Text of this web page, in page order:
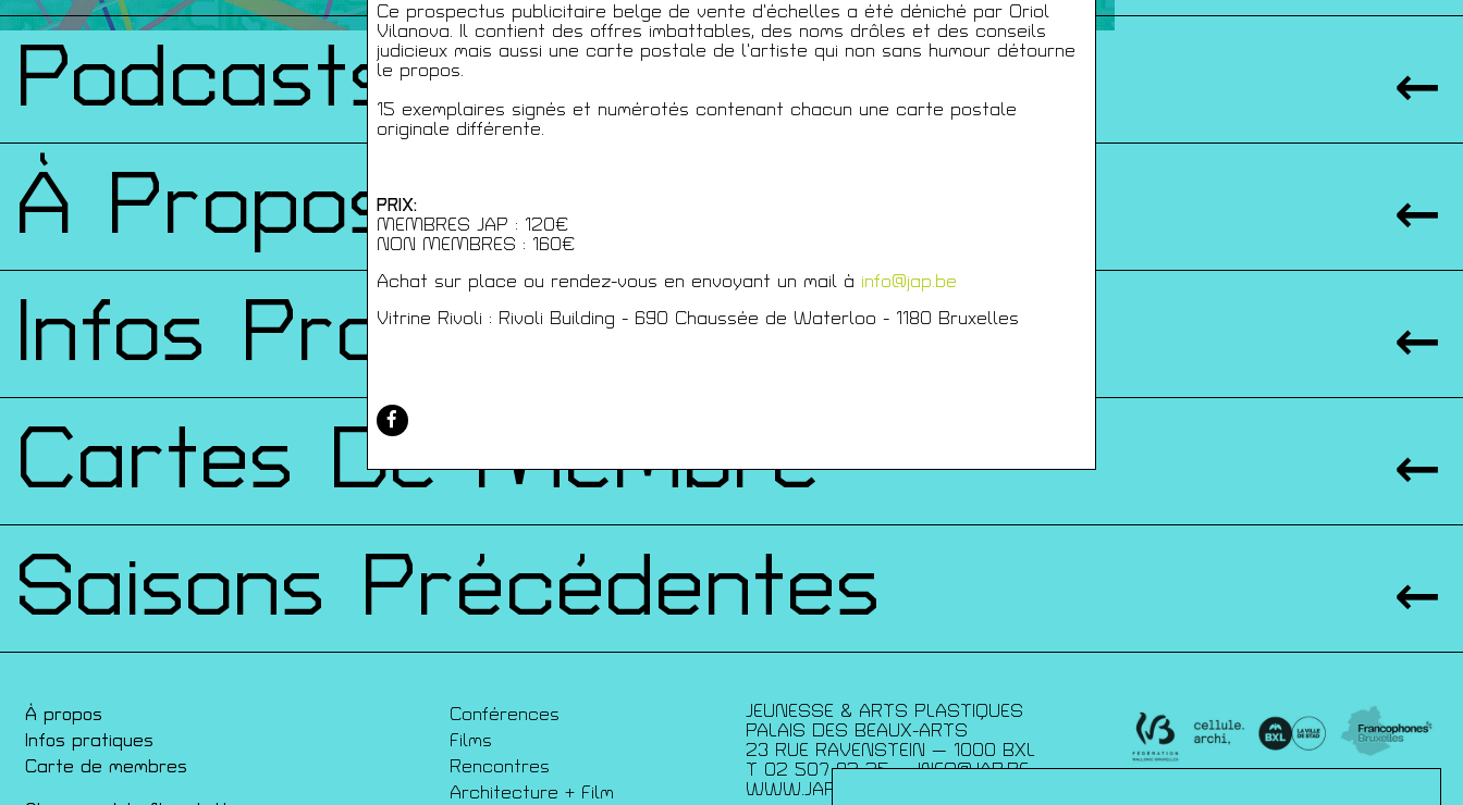
Ce prospectus publicitaire belge de vente d’échelles a été déniché par Oriol
Vilanova. Il contient des offres imbattables, des noms drôles et des conseils
judicieux mais aussi une carte postale de l’artiste qui non sans humour détourne
le propos.
15 exemplaires signés et numérotés contenant chacun une carte postale
originale différente.
PRIX:
MEMBRES JAP : 120€
NON MEMBRES : 160€
Achat sur place ou rendez-vous en envoyant un mail à info@jap.be
Vitrine Rivoli : Rivoli Building - 690 Chaussée de Waterloo - 1180 Bruxelles
Podcasts
À Propos
Infos Pratiques
Cartes De Membre
Saisons Précédentes
À propos
Infos pratiques
Carte de membres
Conférences
Films
Rencontres
Architecture + Film
JEUNESSE & ARTS PLASTIQUES
PALAIS DES BEAUX-ARTS
23 RUE RAVENSTEIN — 1000 BXL
T 02 507 82 25 —INFO@JAP.BE
WWW.JAP.BE